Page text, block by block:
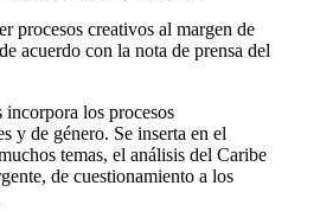
procesos creativos al margen de
acuerdo con la nota de prensa del
incorpora los procesos
y de género. Se inserta en el
temas, el análisis del Caribe
de cuestionamiento a los